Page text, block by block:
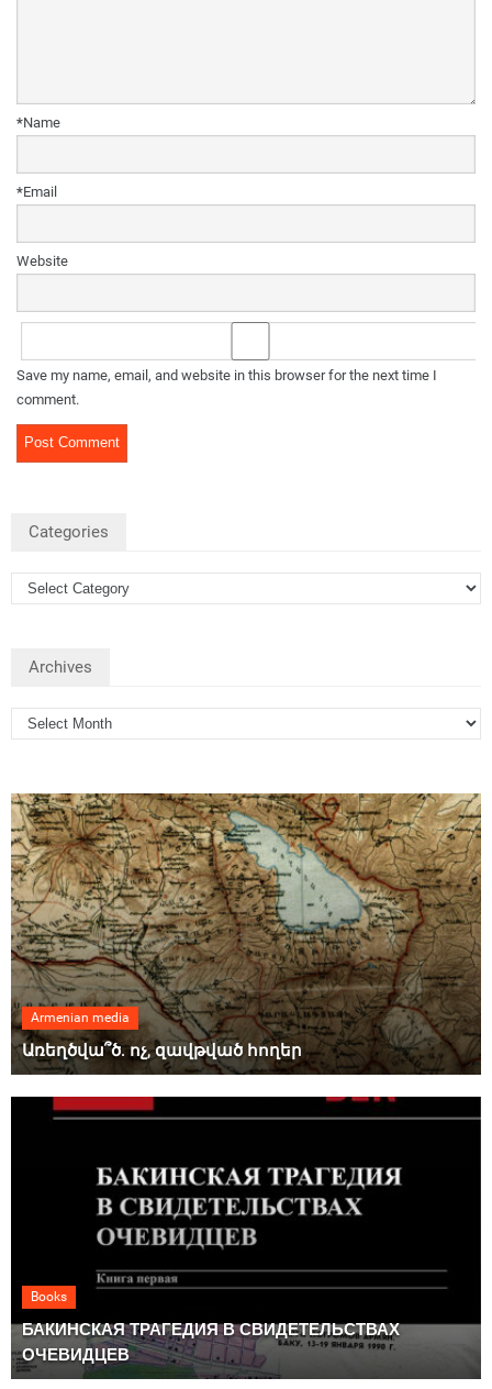
Name
*
Email
*
Website
Save my name, email, and website in this browser for the next time I
comment.
Categories
Archives
Armenian media
Առեղծվա՞ծ. ոչ, զավթված հողեր
Books
БАКИНСКАЯ ТРАГЕДИЯ В СВИДЕТЕЛЬСТВАХ
ОЧЕВИДЦЕВ